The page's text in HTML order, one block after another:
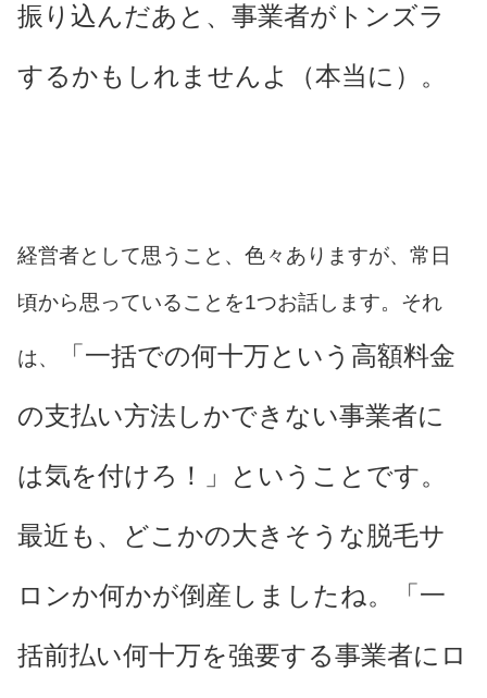
振り込んだあと、事業者がトンズラ
するかもしれませんよ（本当に）。
経営者として思うこと、色々ありますが、常日
頃から思っていることを1つお話します。それ
は、 「一括での何十万という高額料金
の支払い方法しかできない事業者に
は気を付けろ！」ということです。
最近も、どこかの大きそうな脱毛サ
ロンか何かが倒産しましたね。「一
括前払い何十万を強要する事業者にロ